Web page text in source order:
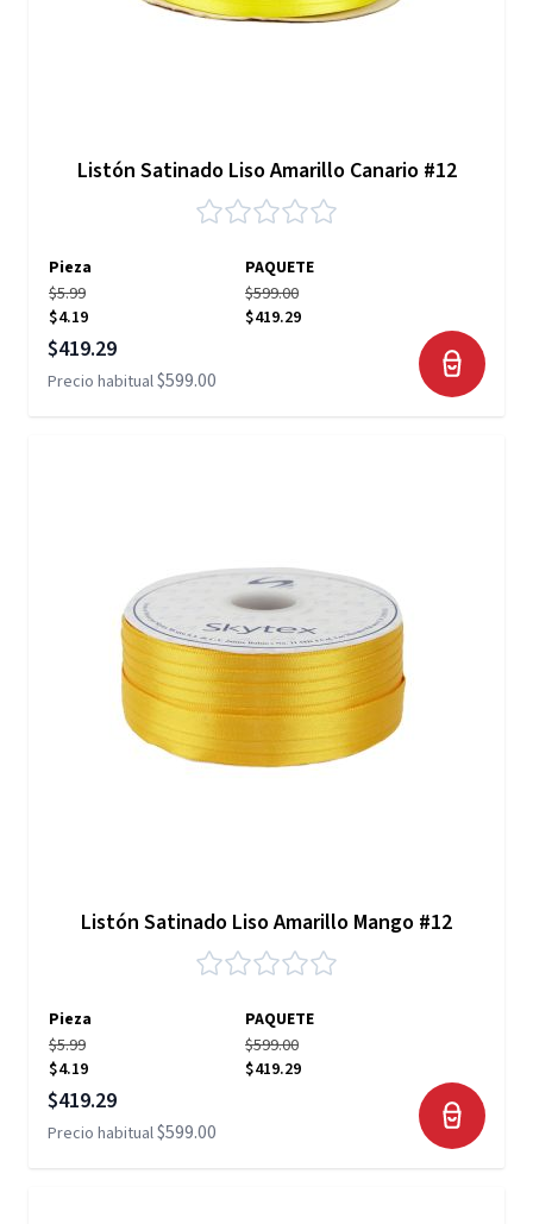
Listón Satinado Liso Amarillo Canario #12
Pieza
PAQUETE
$5.99
$4.19
$599.00
$419.29
Precio especial
$419.29
Precio habitual$599.00
Listón Satinado Liso Amarillo Mango #12
Pieza
PAQUETE
$5.99
$4.19
$599.00
$419.29
Precio especial
$419.29
Precio habitual$599.00